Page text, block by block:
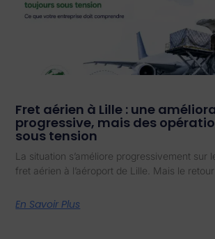
Fret aérien à Lille : une
progressive, mais des
sous tension
La situation s’améliore progressivement sur
fret aérien à l’aéroport de Lille. Mais le
En Savoir Plus